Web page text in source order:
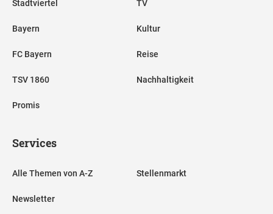
Stadtviertel
Bayern
FC Bayern
TSV 1860
Promis
TV
Kultur
Reise
Nachhaltigkeit
Services
Alle Themen von A-Z
Newsletter
Stellenmarkt